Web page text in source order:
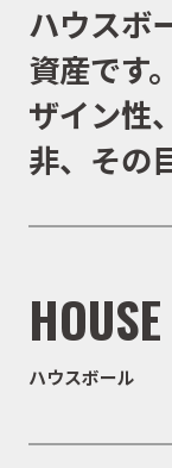
ハウスボ
資産です
ザイン性
非、その
ハウスボール